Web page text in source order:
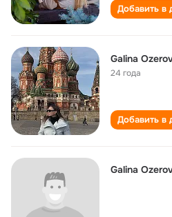
Добавить в
Galina
24 года
Добавить в
Galina